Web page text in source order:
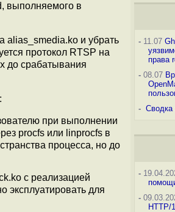
выполняемого в
alias_smedia.ko и убрать
протокол RTSP на
до срабатывания
при выполнении
procfs или linprocfs в
процесса, но до
с реализацией
эксплуатировать для
-11.07
права
-08.07
- Сводка
-
-
HTTP/